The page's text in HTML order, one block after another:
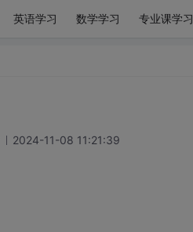
英语学习 数学学习 专业课学习
2024-11-08 11:21:39